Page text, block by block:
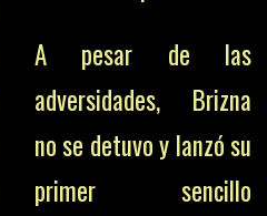
A pesar de las
adversidades, Brizna
no se detuvo y lanzó su
primer sencillo